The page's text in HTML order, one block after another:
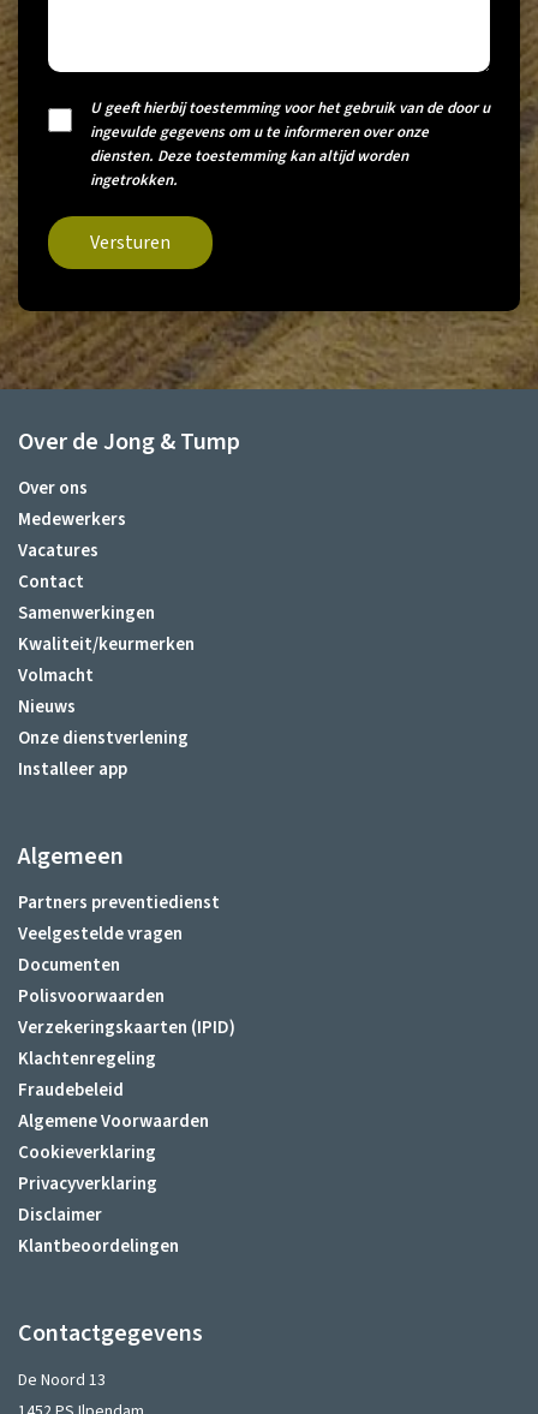
U geeft hierbij toestemming voor het gebruik van de door u
ingevulde gegevens om u te informeren over onze
diensten. Deze toestemming kan altijd worden
ingetrokken.
Versturen
Over de Jong & Tump
Over ons
Medewerkers
Vacatures
Contact
Samenwerkingen
Kwaliteit/keurmerken
Volmacht
Nieuws
Onze dienstverlening
Installeer app
Algemeen
Partners preventiedienst
Veelgestelde vragen
Documenten
Polisvoorwaarden
Verzekeringskaarten (IPID)
Klachtenregeling
Fraudebeleid
Algemene Voorwaarden
Cookieverklaring
Privacyverklaring
Disclaimer
Klantbeoordelingen
Contactgegevens
De Noord 13